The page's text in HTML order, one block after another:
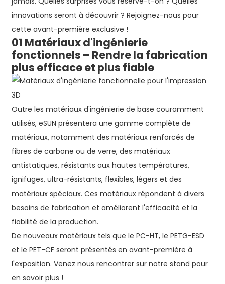
innovations seront à découvrir ? Rejoignez-nous pour
cette avant-première exclusive !
01 Matériaux d'ingénierie
fonctionnels – Rendre la fabrication
plus efficace et plus fiable
Outre les matériaux d'ingénierie de base couramment
utilisés, eSUN présentera une gamme complète de
matériaux, notamment des matériaux renforcés de
fibres de carbone ou de verre, des matériaux
antistatiques, résistants aux hautes températures,
ignifuges, ultra-résistants, flexibles, légers et des
matériaux spéciaux. Ces matériaux répondent à divers
besoins de fabrication et améliorent l'efficacité et la
fiabilité de la production.
De nouveaux matériaux tels que le PC-HT, le PETG-ESD
et le PET-CF seront présentés en avant-première à
l'exposition. Venez nous rencontrer sur notre stand pour
en savoir plus !